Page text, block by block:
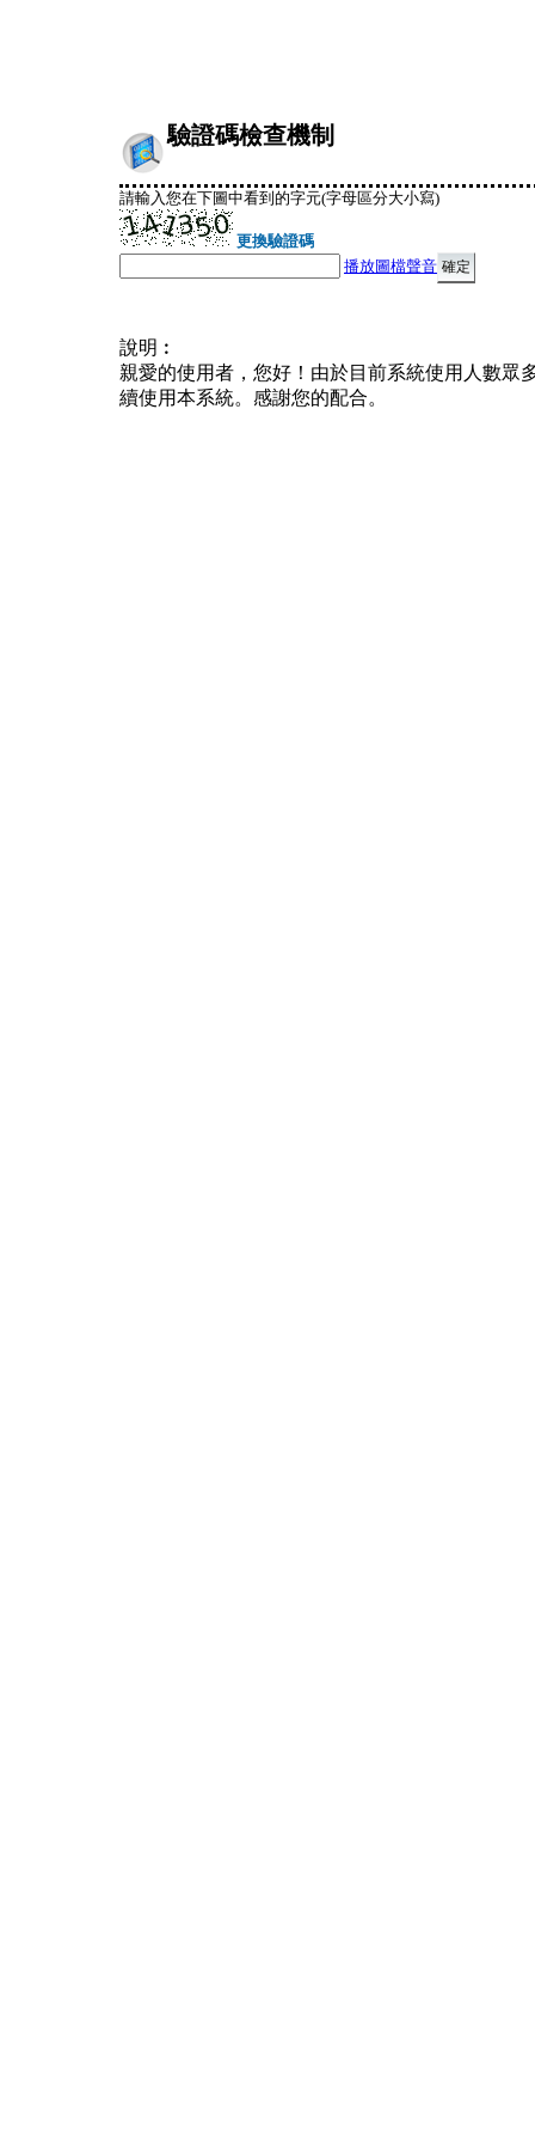
驗證碼檢查機制
請輸入您在下圖中看到的字元(字母區分大小寫)
更換驗證碼
播放圖檔聲音
說明︰
親愛的使用者，您好！由於目前系統使用人數眾
續使用本系統。感謝您的配合。